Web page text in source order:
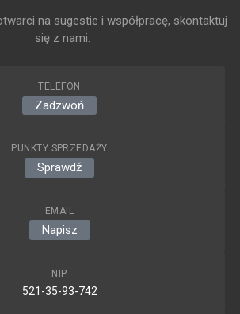
na sugestie i współpracę, skontaktuj
się z nami:
TELEFON
Zadzwoń
PUNKTY SPRZEDAŻY
Sprawdź
EMAIL
Napisz
NIP
521-35-93-742